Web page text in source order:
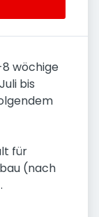
wöchige
bis
für
(nach